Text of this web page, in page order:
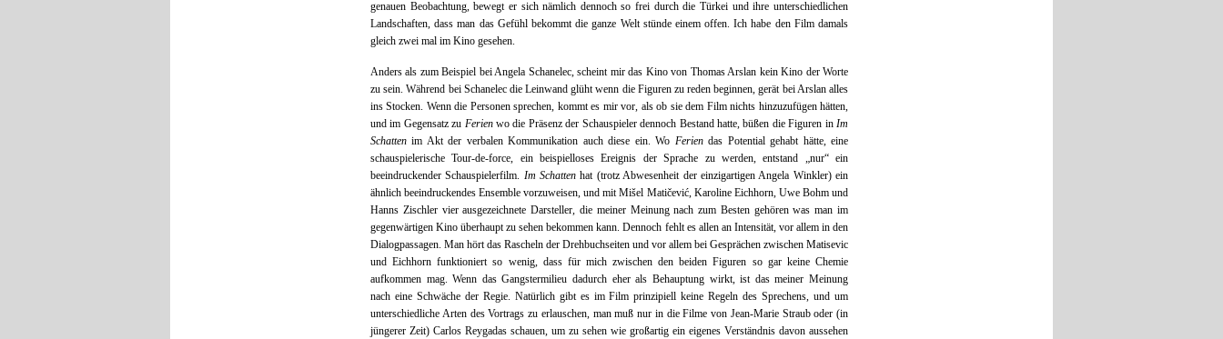
genauen Beobachtung, bewegt er sich nämlich dennoch so frei durch die Türkei und ihre unterschiedlichen
Landschaften, dass man das Gefühl bekommt die ganze Welt stünde einem offen. Ich habe den Film damals
gleich zwei mal im Kino gesehen.
Anders als zum Beispiel bei Angela Schanelec, scheint mir das Kino von Thomas Arslan kein Kino der Worte
zu sein. Während bei Schanelec die Leinwand glüht wenn die Figuren zu reden beginnen, gerät bei Arslan alles
ins Stocken. Wenn die Personen sprechen, kommt es mir vor, als ob sie dem Film nichts hinzuzufügen hätten,
und im Gegensatz zu Ferienwo die Präsenz der Schauspieler dennoch Bestand hatte, büßen die Figuren inIm
Schatten im Akt der verbalen Kommunikation auch diese ein. Wo Feriendas Potential gehabt hätte, eine
schauspielerische Tour-de-force, ein beispielloses Ereignis der Sprache zu werden, entstand „nur“ ein
beeindruckender Schauspielerfilm. Im Schatten hat (trotz Abwesenheit der einzigartigen Angela Winkler) ein
ähnlich beeindruckendes Ensemble vorzuweisen, und mit Mišel Matičević, Karoline Eichhorn, Uwe Bohm und
Hanns Zischler vier ausgezeichnete Darsteller, die meiner Meinung nach zum Besten gehören was man im
gegenwärtigen Kino überhaupt zu sehen bekommen kann. Dennoch fehlt es allen an Intensität, vor allem in den
Dialogpassagen. Man hört das Rascheln der Drehbuchseiten und vor allem bei Gesprächen zwischen Matisevic
und Eichhorn funktioniert so wenig, dass für mich zwischen den beiden Figuren so gar keine Chemie
aufkommen mag. Wenn das Gangstermilieu dadurch eher als Behauptung wirkt, ist das meiner Meinung
nach eine Schwäche der Regie. Natürlich gibt es im Film prinzipiell keine Regeln des Sprechens, und um
unterschiedliche Arten des Vortrags zu erlauschen, man muß nur in die Filme von Jean-Marie Straub oder (in
jüngerer Zeit) Carlos Reygadas schauen, um zu sehen wie großartig ein eigenes Verständnis davon aussehen